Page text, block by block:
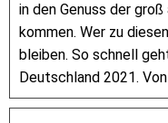
in den Genuss der
kommen. Wer zu
bleiben. So schnell
Deutschland 2021.